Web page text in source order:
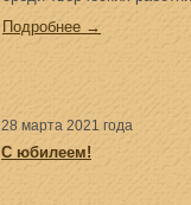
Подробнее →
28 марта 2021 года
С юбилеем!